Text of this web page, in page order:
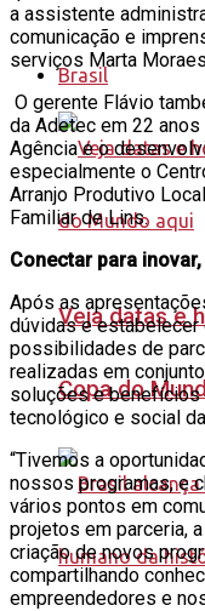
Brasil
Veja datas e
Copa do
a assistente
comunicação e
serviços Marta
O gerente Flávio
da Adetec em 22
Agência e o
especialmente o
Arranjo Produtivo
Familiar de Lins.
Conectar para
Após as
dúvidas e
possibilidades de
realizadas em
soluções e benefícios
tecnológico e social
“Tivemos a
nossos programas, e
vários pontos em
projetos em parceria,
criação de novos
compartilhando
empreendedores e